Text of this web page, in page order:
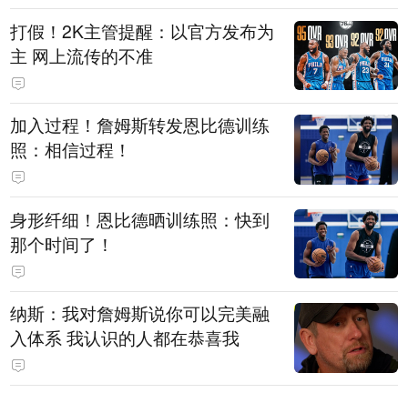
打假！2K主管提醒：以官方发布为
主 网上流传的不准
加入过程！詹姆斯转发恩比德训练
照：相信过程！
身形纤细！恩比德晒训练照：快到
那个时间了！
纳斯：我对詹姆斯说你可以完美融
入体系 我认识的人都在恭喜我